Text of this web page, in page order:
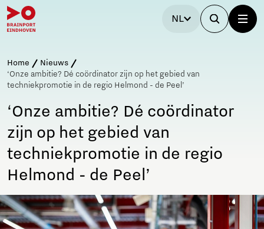
NL
Home
Nieuws
‘Onze ambitie? Dé coördinator zijn op het gebied van
techniekpromotie in de regio Helmond - de Peel’
‘Onze ambitie? Dé coördinator
zijn op het gebied van
techniekpromotie in de regio
Helmond - de Peel’